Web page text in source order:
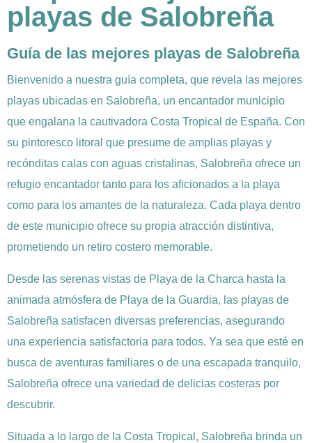
playas de Salobreña
Guía de las mejores playas de Salobreña
Bienvenido a nuestra guía completa, que revela las mejores
playas ubicadas en Salobreña, un encantador municipio
que engalana la cautivadora Costa Tropical de España. Con
su pintoresco litoral que presume de amplias playas y
recónditas calas con aguas cristalinas, Salobreña ofrece un
refugio encantador tanto para los aficionados a la playa
como para los amantes de la naturaleza. Cada playa dentro
de este municipio ofrece su propia atracción distintiva,
prometiendo un retiro costero memorable.
Desde las serenas vistas de Playa de la Charca hasta la
animada atmósfera de Playa de la Guardia, las playas de
Salobreña satisfacen diversas preferencias, asegurando
una experiencia satisfactoria para todos. Ya sea que esté en
busca de aventuras familiares o de una escapada tranquilo,
Salobreña ofrece una variedad de delicias costeras por
descubrir.
Situada a lo largo de la Costa Tropical, Salobreña brinda un